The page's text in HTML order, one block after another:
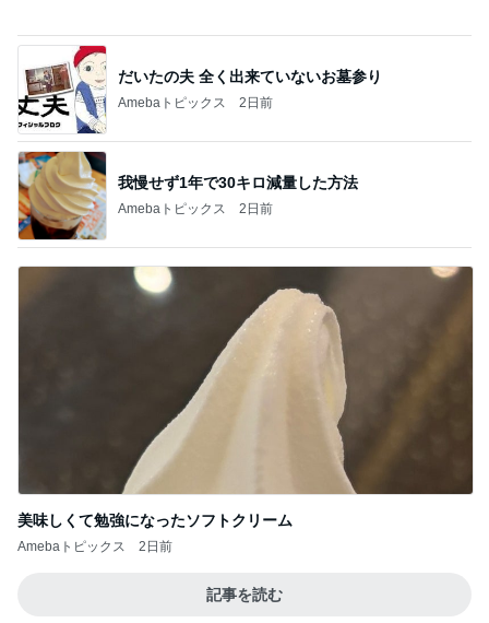
我慢せず1年で30キロ減量した方法
Amebaトピックス 2日前
美味しくて勉強になったソフトクリーム
2日前
Amebaトピックス 2日前